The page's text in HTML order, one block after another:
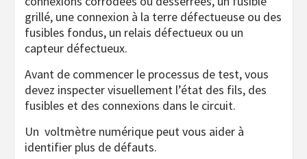
grillé, une connexion à la terre défectueuse ou des
fusibles fondus, un relais défectueux ou un
capteur défectueux.
Avant de commencer le processus de test, vous
devez inspecter visuellement l’état des fils, des
fusibles et des connexions dans le circuit.
Un voltmètre numérique peut vous aider à
identifier plus de défauts.